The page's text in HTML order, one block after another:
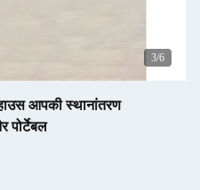
3/6
आपकी स्थानांतरण